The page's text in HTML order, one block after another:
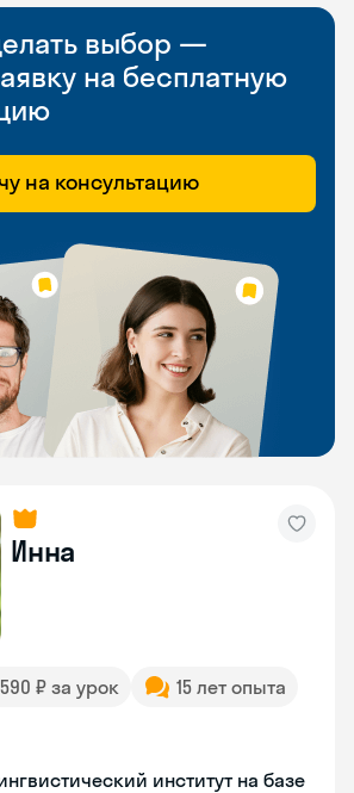
выбор —
на бесплатную
на консультацию
Инна
₽ за урок
15 лет опыта
институт на базе